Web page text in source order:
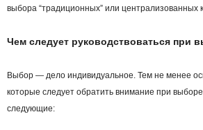
выбора “традиционных” или централизованных
Чем следует руководствоваться при
Выбор — дело индивидуальное. Тем не менее
которые следует обратить внимание при
следующие: